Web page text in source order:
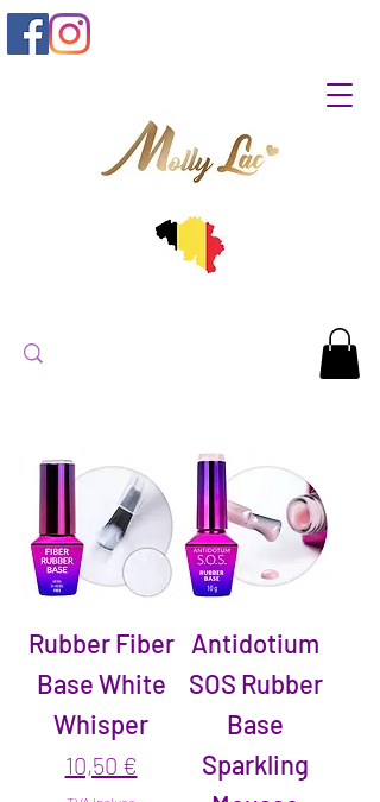
Rubber Fiber
Base White
Whisper
Prix
10,50 €
Antidotium
SOS Rubber
Base
Sparkling